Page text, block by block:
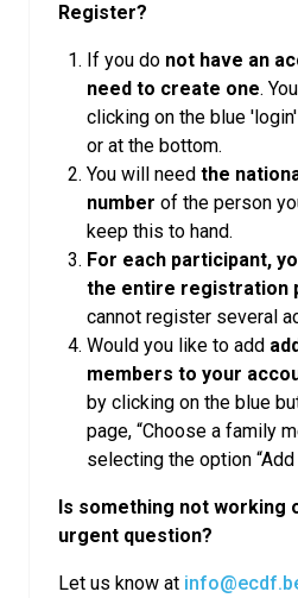
Register?
If you do not have an
need to create one.
clicking on the blue
or at the bottom.
You will need the
number of the person
keep this to hand.
For each participant,
the entire registration
cannot register several
Would you like to add
members to your
by clicking on the blue
page, “Choose a family
selecting the option
Is something not working
urgent question?
Let us know at